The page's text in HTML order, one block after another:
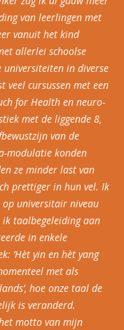
van leerlingen met
vanuit het kind
allerlei schoolse
in diverse
veel cursussen met een
for Health en neuro-
met de liggende 8,
van de
modulatie konden
ze minder last van
prettiger in hun vel. Ik
op universitair niveau
taalbegeleiding aan
in enkele
‘Hèt yin en hèt yang
met als
hoe onze taal de
is veranderd.
motto van mijn